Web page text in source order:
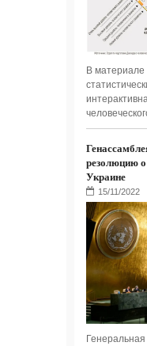
В
резолюцию
Украине